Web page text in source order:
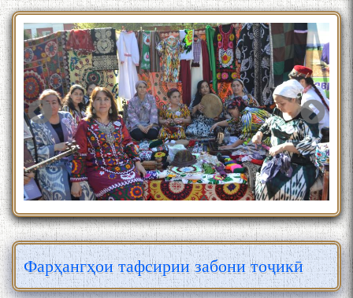
Фарҳангҳои тафсирии забони тоҷикӣ